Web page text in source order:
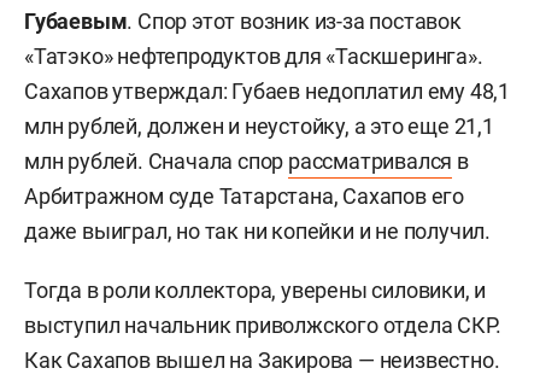
Губаевым. Спор этот возник из-за поставок
«Татэко» нефтепродуктов для «Таскшеринга».
Сахапов утверждал: Губаев недоплатил ему 48,1
млн рублей, должен и неустойку, а это еще 21,1
млн рублей. Сначала спор рассматривался в
Арбитражном суде Татарстана, Сахапов его
даже выиграл, но так ни копейки и не получил.
Тогда в роли коллектора, уверены силовики, и
выступил начальник приволжского отдела СКР.
Как Сахапов вышел на Закирова — неизвестно.